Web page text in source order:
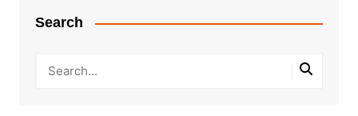
Search